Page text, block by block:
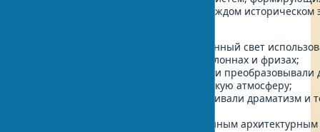
пространственное восприятие. На каждом историческом
В античной архитектуре естественный свет
создания игры света и тени на колоннах и фризах;
В готической архитектуре витражи преобразовывали
цветные лучи, создавая мистическую атмосферу;
В барокко световые эффекты усиливали драматизм и
В модернизме свет стал полноценным